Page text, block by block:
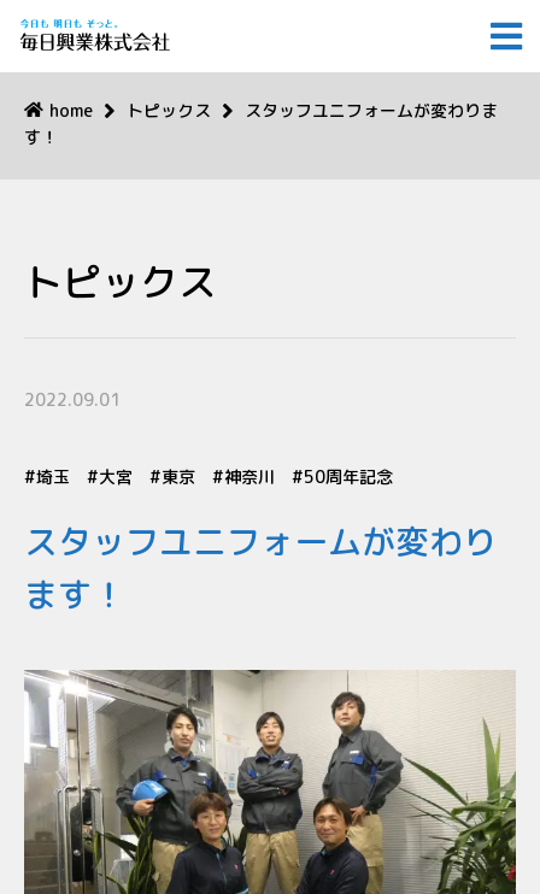
home トピックス
スタッフユニフォームが変わりま
す！
トピックス
2022.09.01
埼玉 大宮 東京 神奈川 50周年記念
スタッフユニフォームが変わり
ます！